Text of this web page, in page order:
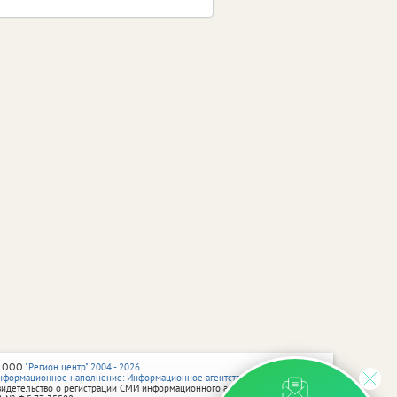
"Регион центр" 2004 - 2026
наполнение: Информационное агентство vRossii.ru
о регистрации СМИ информационного агентства vRossii.ru